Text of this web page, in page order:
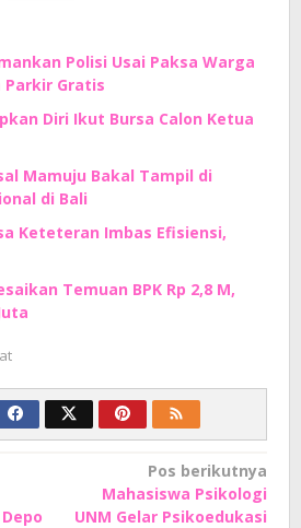
Polisi Usai Paksa Warga
Parkir Gratis
Diri Ikut Bursa Calon Ketua
Mamuju Bakal Tampil di
di Bali
Keteteran Imbas Efisiensi,
Temuan BPK Rp 2,8 M,
Pos berikutnya
Mahasiswa Psikologi
UNM Gelar Psikoedukasi